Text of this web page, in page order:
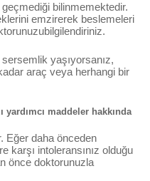
bilinmemektedir.
emzirerek beslemeleri
yaşıyorsanız,
araç veya herhangi bir
maddeler hakkında
Eğer daha önceden
karşı intoleransınız olduğu
önce doktorunuzla